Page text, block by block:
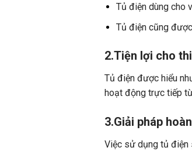
Tủ điện dùng cho
Tủ điện cũng
2.Tiện lợi cho
Tủ điện được hiểu
hoạt động trực tiếp
3.Giải pháp
Việc sử dụng tủ điện